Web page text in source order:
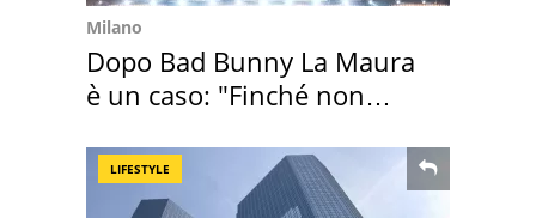
Milano
Dopo Bad Bunny La Maura
è un caso: "Finché non
LIFESTYLE